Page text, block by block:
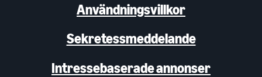
Användningsvillkor
Sekretessmeddelande
Intressebaserade annonser